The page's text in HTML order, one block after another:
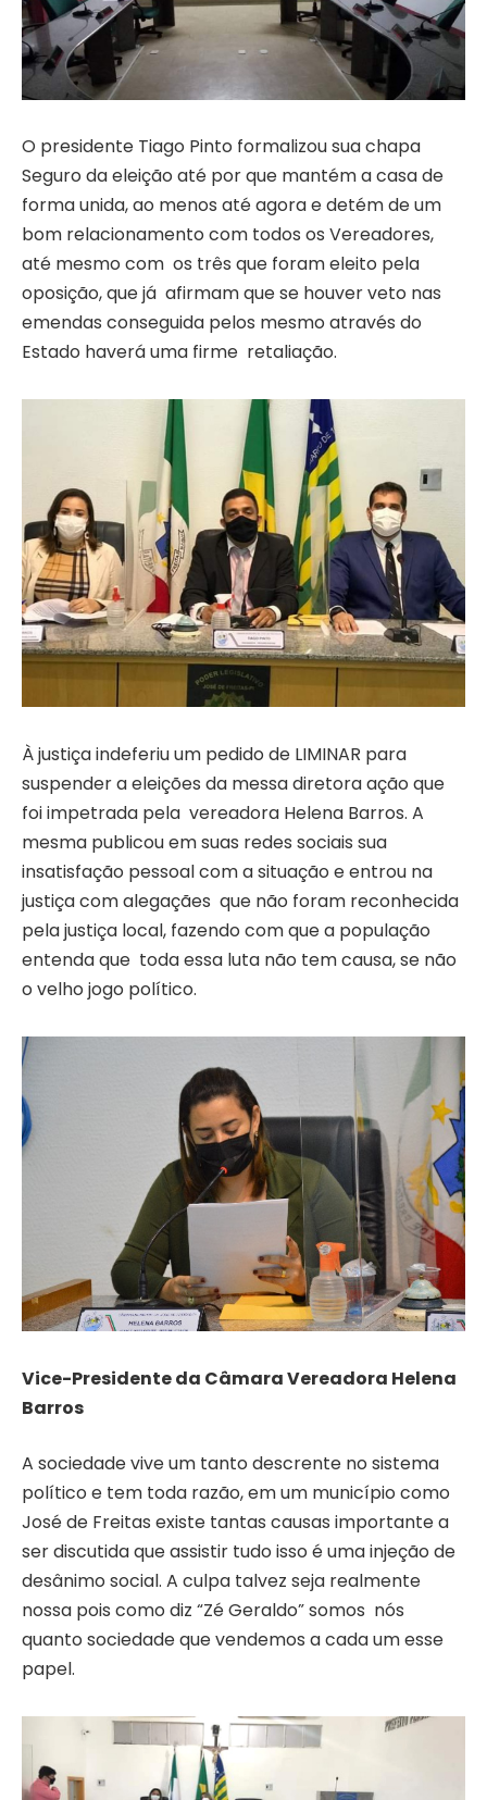
O presidente Tiago Pinto formalizou sua chapa
Seguro da eleição até por que mantém a casa de
forma unida, ao menos até agora e detém de um
bom relacionamento com todos os Vereadores,
até mesmo com os três que foram eleito pela
oposição, que já afirmam que se houver veto nas
emendas conseguida pelos mesmo através do
Estado haverá uma firme retaliação.
À justiça indeferiu um pedido de LIMINAR para
suspender a eleições da messa diretora ação que
foi impetrada pela vereadora Helena Barros. A
mesma publicou em suas redes sociais sua
insatisfação pessoal com a situação e entrou na
justiça com alegaçães que não foram reconhecida
pela justiça local, fazendo com que a população
entenda que toda essa luta não tem causa, se não
o velho jogo político.
Vice-Presidente da Câmara Vereadora Helena
Barros
A sociedade vive um tanto descrente no sistema
político e tem toda razão, em um município como
José de Freitas existe tantas causas importante a
ser discutida que assistir tudo isso é uma injeção de
desânimo social. A culpa talvez seja realmente
nossa pois como diz “Zé Geraldo” somos nós
quanto sociedade que vendemos a cada um esse
papel.